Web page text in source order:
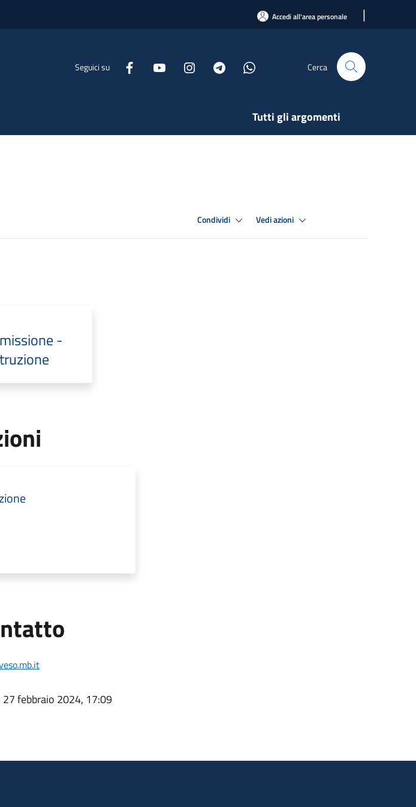
Accedi all'area personale |
Seguici su Cerca
Tutti gli argomenti
Condividi Vedi azioni
-
27 febbraio 2024, 17:09